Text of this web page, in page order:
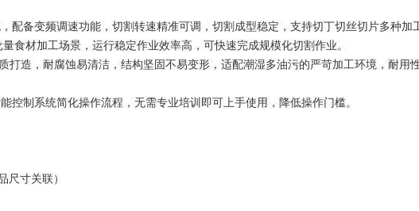
配备变频调速功能，切割转速精准可调，切割成型稳定，支持切丁切丝切片多种加
食材加工场景，运行稳定作业效率高，可快速完成规模化切割作业。
打造，耐腐蚀易清洁，结构坚固不易变形，适配潮湿多油污的严苛加工环境，耐用
控制系统简化操作流程，无需专业培训即可上手使用，降低操作门槛。
尺寸关联）